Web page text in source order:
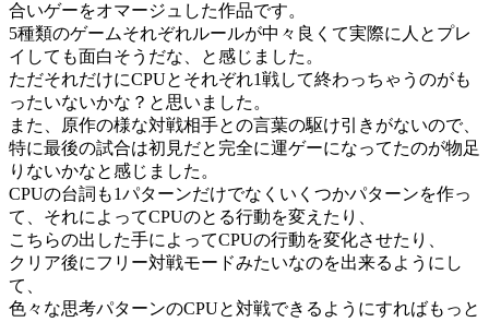
合いゲーをオマージュした作品です。
5種類のゲームそれぞれルールが中々良くて実際に人とプレ
イしても面白そうだな、と感じました。
ただそれだけにCPUとそれぞれ1戦して終わっちゃうのがも
ったいないかな？と思いました。
また、原作の様な対戦相手との言葉の駆け引きがないので、
特に最後の試合は初見だと完全に運ゲーになってたのが物足
りないかなと感じました。
CPUの台詞も1パターンだけでなくいくつかパターンを作っ
て、それによってCPUのとる行動を変えたり、
こちらの出した手によってCPUの行動を変化させたり、
クリア後にフリー対戦モードみたいなのを出来るようにし
て、
色々な思考パターンのCPUと対戦できるようにすればもっと